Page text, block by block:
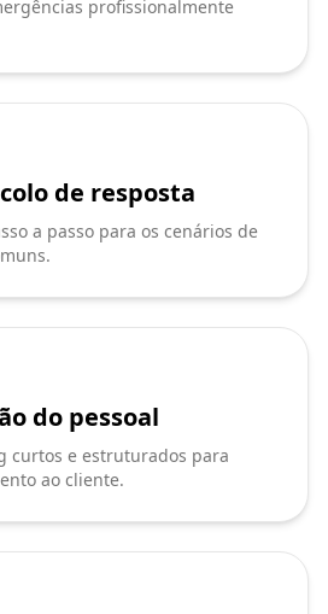
profissionalmente
de resposta
a passo para os cenários de
do pessoal
curtos e estruturados para
ao cliente.